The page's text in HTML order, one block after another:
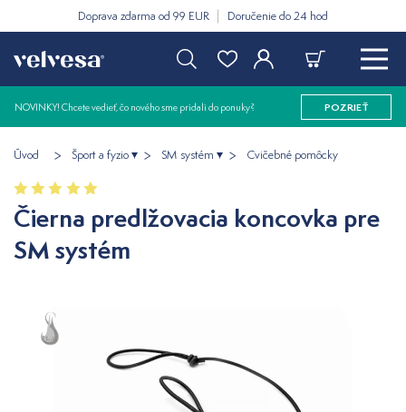
Doprava zdarma od 99 EUR Doručenie do 24 hod
NOVINKY! Chcete vedieť, čo nového sme pridali do ponuky? POZRIEŤ
Úvod Šport a fyzio SM systém Cvičebné pomôcky
Čierna predlžovacia koncovka pre
SM systém